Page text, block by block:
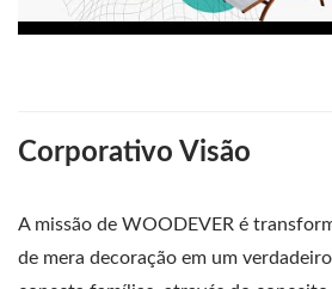
Corporativo Visão
A missão de WOODEVER é
de mera decoração em um